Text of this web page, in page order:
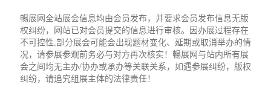
暢展网全站展会信息均由会员发布，并要求会员发布信息无版
权纠纷，网站已对会员提交的信息进行审核。因办展过程存在
不可控性,部分展会可能会出现题材变化、延期或取消举办的情
况，请参展参观前务必与对方再次核实！暢展网与站内所有展
会之间均无主办/协办或承办等关联关系，如遇参展纠纷，版权
纠纷，请追究组展主体的法律责任！